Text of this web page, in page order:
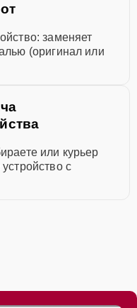
заменяет
(оригинал или
или курьер
с